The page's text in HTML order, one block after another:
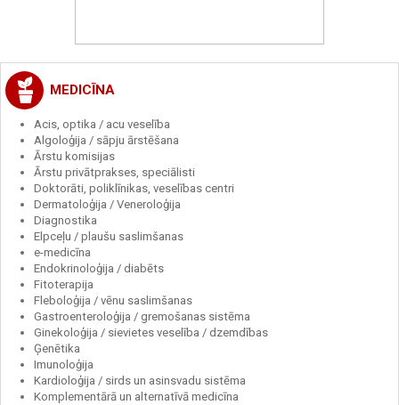
MEDICĪNA
Acis, optika / acu veselība
Algoloģija / sāpju ārstēšana
Ārstu komisijas
Ārstu privātprakses, speciālisti
Doktorāti, poliklīnikas, veselības centri
Dermatoloģija / Veneroloģija
Diagnostika
Elpceļu / plaušu saslimšanas
e-medicīna
Endokrinoloģija / diabēts
Fitoterapija
Fleboloģija / vēnu saslimšanas
Gastroenteroloģija / gremošanas sistēma
Ginekoloģija / sievietes veselība / dzemdības
Ģenētika
Imunoloģija
Kardioloģija / sirds un asinsvadu sistēma
Komplementārā un alternatīvā medicīna